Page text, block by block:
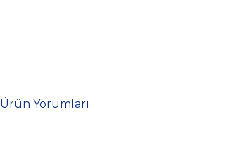
Ürün Yorumları